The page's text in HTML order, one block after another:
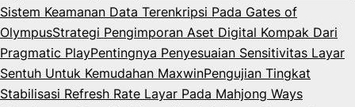
Sistem Keamanan Data Terenkripsi Pada Gates of
OlympusStrategi Pengimporan Aset Digital Kompak Dari
Pragmatic PlayPentingnya Penyesuaian Sensitivitas Layar
Sentuh Untuk Kemudahan MaxwinPengujian Tingkat
Stabilisasi Refresh Rate Layar Pada Mahjong Ways